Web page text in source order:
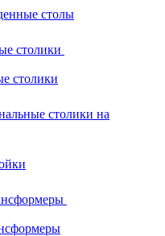
столы
столики
столики
столики на